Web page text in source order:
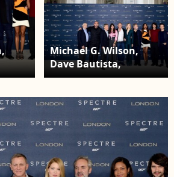
Michael G. Wilson,
Dave Bautista,
Christoph Waltz,
Craig, Léa Seydoux,
Harris, Ben Whishaw
et Andrew Scott au
photocall de Spectre,
Corinthia Hotel,